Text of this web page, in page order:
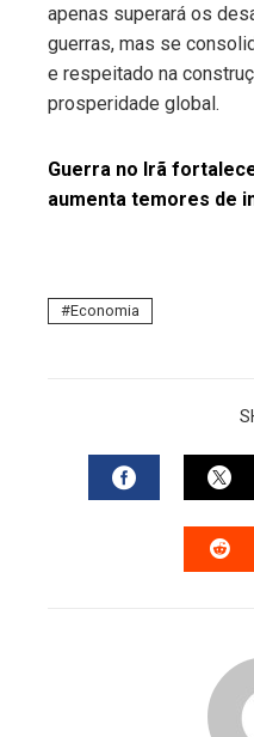
apenas superará os
guerras, mas se
e respeitado na
prosperidade global.
Guerra no Irã
aumenta temores de
Economia
FACEBOOK